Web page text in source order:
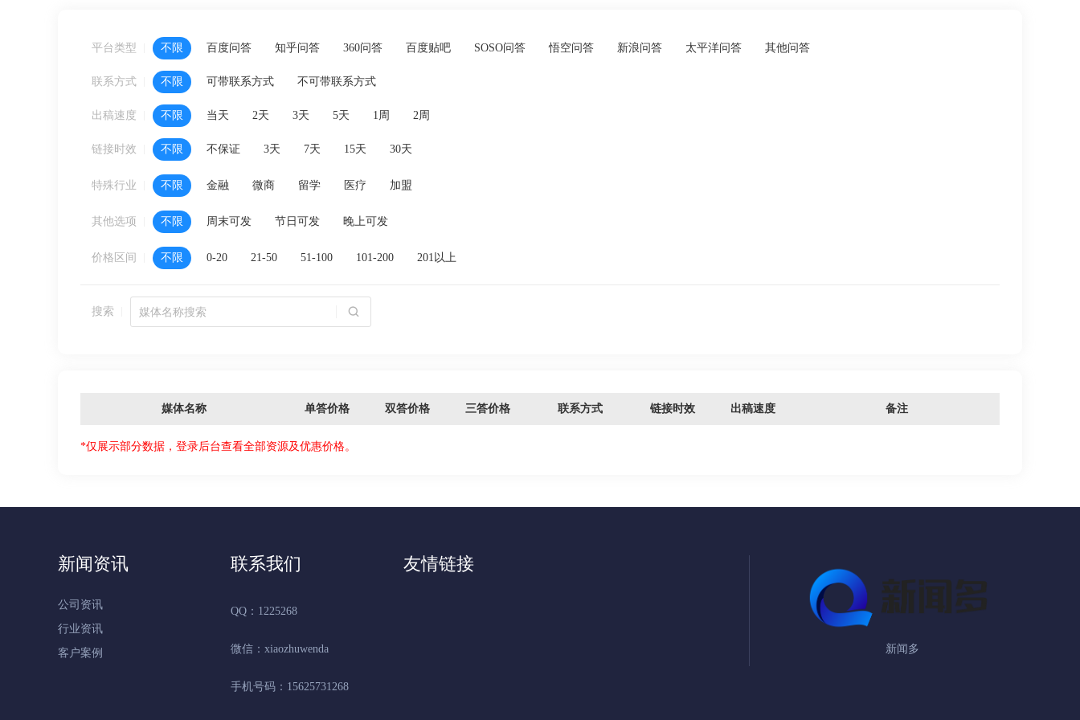
平台类型 不限 百度问答 知乎问答 360问答 百度贴吧 SOSO问答 悟空问答 新浪问答 太平洋问答 其他问答
联系方式 不限 可带联系方式 不可带联系方式
出稿速度 不限 当天 2天 3天 5天 1周 2周
链接时效 不限 不保证 3天 7天 15天 30天
特殊行业 不限 金融 微商 留学 医疗 加盟
其他选项 不限 周末可发 节日可发 晚上可发
价格区间 不限 0-20 21-50 51-100 101-200 201以上
搜索
媒体名称 单答价格 双答价格 三答价格 联系方式 链接时效 出稿速度 备注
*仅展示部分数据，登录后台查看全部资源及优惠价格。
新闻资讯
公司资讯
行业资讯
客户案例
联系我们
QQ：1225268
微信：xiaozhuwenda
手机号码：15625731268
友情链接
新闻多